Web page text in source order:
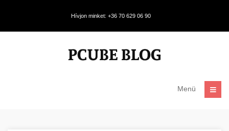
Hívjon minket: +36 70 629 06 90
Menü